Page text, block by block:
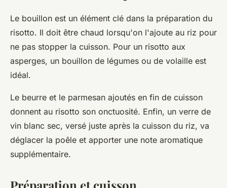
Le bouillon est un élément clé dans la préparation du
risotto. Il doit être chaud lorsqu'on l'ajoute au riz pour
ne pas stopper la cuisson. Pour un risotto aux
asperges, un bouillon de légumes ou de volaille est
idéal.
Le beurre et le parmesan ajoutés en fin de cuisson
donnent au risotto son onctuosité. Enfin, un verre de
vin blanc sec, versé juste après la cuisson du riz, va
déglacer la poêle et apporter une note aromatique
supplémentaire.